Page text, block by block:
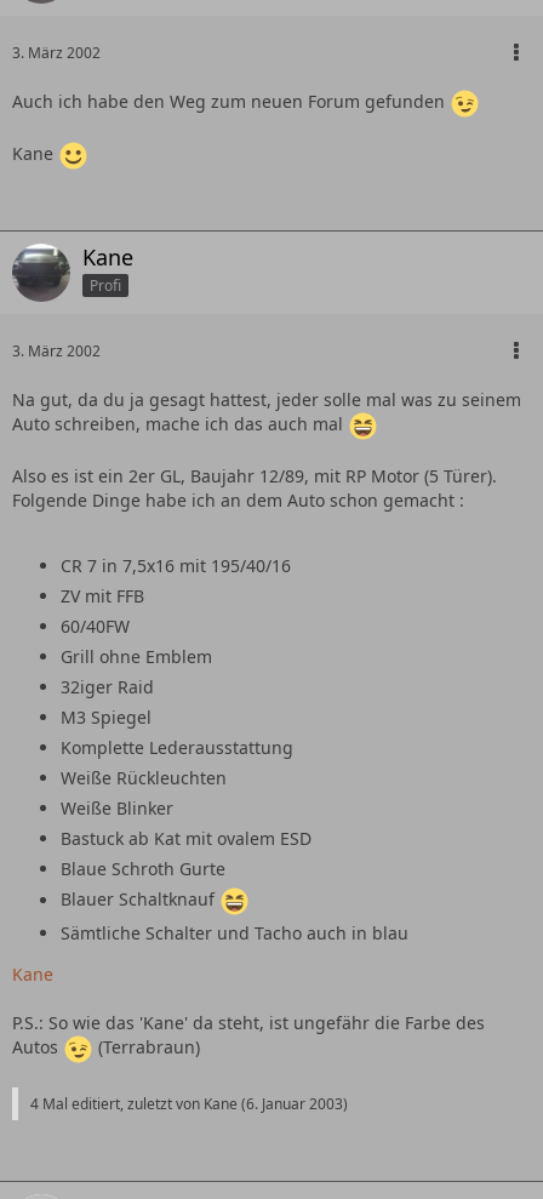
3. März 2002
Auch ich habe den Weg zum neuen Forum gefunden
Kane
Kane
Profi
3. März 2002
Na gut, da du ja gesagt hattest, jeder solle mal was zu seinem
Auto schreiben, mache ich das auch mal
Also es ist ein 2er GL, Baujahr 12/89, mit RP Motor (5 Türer).
Folgende Dinge habe ich an dem Auto schon gemacht :
CR 7 in 7,5x16 mit 195/40/16
ZV mit FFB
60/40FW
Grill ohne Emblem
32iger Raid
M3 Spiegel
Komplette Lederausstattung
Weiße Rückleuchten
Weiße Blinker
Bastuck ab Kat mit ovalem ESD
Blaue Schroth Gurte
Blauer Schaltknauf
Sämtliche Schalter und Tacho auch in blau
Kane
P.S.: So wie das 'Kane' da steht, ist ungefähr die Farbe des
Autos
(Terrabraun)
4 Mal editiert, zuletzt von Kane (6. Januar 2003)